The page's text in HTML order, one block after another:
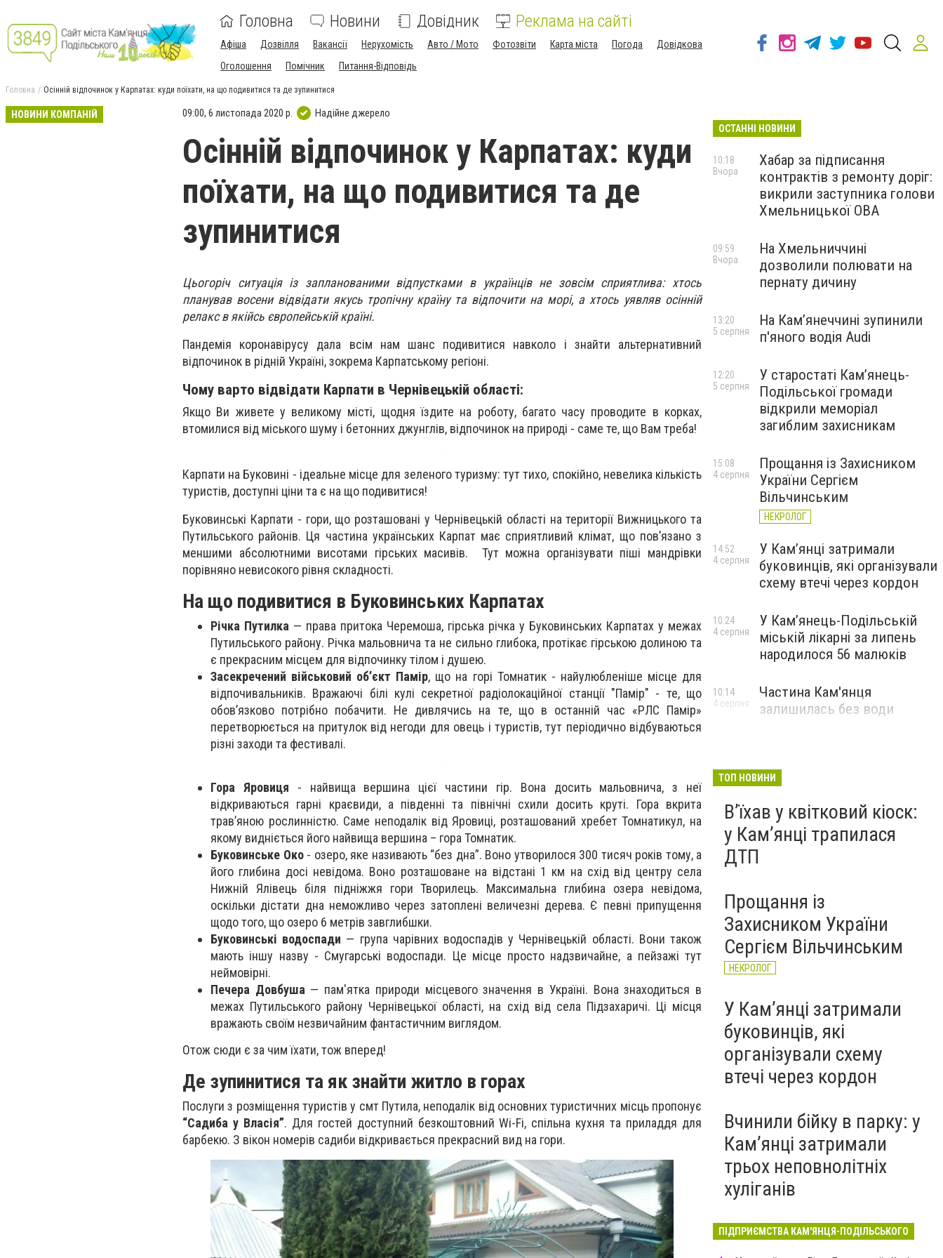
Головна Новини Довідник Реклама на сайті
Афіша Дозвілля Вакансії Нерухомість Авто / Мото Фотозвіти Карта міста Погода
Довідкова
Оголошення
Помічник Питання-Відповідь
Головна Осінній відпочинок у Карпатах: куди поїхати, на що подивитися та де зупинитися
НОВИНИ КОМПАНІЙ 09:00, 6 листопада 2020 р. Надійне джерело
Осінній відпочинок у Карпатах: куди
поїхати, на що подивитися та де
зупинитися
Цьогоріч ситуація із запланованими відпустками в українців не зовсім сприятлива: хтось
планував восени відвідати якусь тропічну країну та відпочити на морі, а хтось уявляв осінній
релакс в якійсь європейській країні.
Пандемія коронавірусу дала всім нам шанс подивитися навколо і знайти альтернативний
відпочинок в рідній Україні, зокрема Карпатському регіоні.
Чому варто відвідати Карпати в Чернівецькій області:
Якщо Ви живете у великому місті, щодня їздите на роботу, багато часу проводите в корках,
втомилися від міського шуму і бетонних джунглів, відпочинок на природі - саме те, що Вам треба!
Карпати на Буковині - ідеальне місце для зеленого туризму: тут тихо, спокійно, невелика кількість
туристів, доступні ціни та є на що подивитися!
Буковинські Карпати - гори, що розташовані у Чернівецькій області на території Вижницького та
Путильського районів. Ця частина українських Карпат має сприятливий клімат, що пов’язано з
меншими абсолютними висотами гірських масивів. Тут можна організувати піші мандрівки
порівняно невисокого рівня складності.
На що подивитися в Буковинських Карпатах
Річка Путилка — права притока Черемоша, гірська річка у Буковинських Карпатах у межах
Путильського району. Річка мальовнича та не сильно глибока, протікає гірською долиною та
є прекрасним місцем для відпочинку тілом і душею.
Засекречений військовий об’єкт Памір, що на горі Томнатик - найулюбленіше місце для
відпочивальників. Вражаючі білі кулі секретної радіолокаційної станції "Памір" - те, що
обов’язково потрібно побачити. Не дивлячись на те, що в останній час «РЛС Памір»
перетворюється на притулок від негоди для овець і туристів, тут періодично відбуваються
різні заходи та фестивалі.
Гора Яровиця - найвища вершина цієї частини гір. Вона досить мальовнича, з неї
відкриваються гарні краєвиди, а південні та північні схили досить круті. Гора вкрита
трав’яною рослинністю. Саме неподалік від Яровиці, розташований хребет Томнатикул, на
якому видніється його найвища вершина – гора Томнатик.
Буковинське Око- озеро, яке називають “без дна”. Воно утворилося 300 тисяч років тому, а
його глибина досі невідома. Воно розташоване на відстані 1 км на схід від центру села
Нижній Ялівець біля підніжжя гори Творилець. Максимальна глибина озера невідома,
оскільки дістати дна неможливо через затоплені величезні дерева. Є певні припущення
щодо того, що озеро 6 метрів завглибшки.
Буковинські водоспади — група чарівних водоспадів у Чернівецькій області. Вони також
мають іншу назву - Смугарські водоспади. Це місце просто надзвичайне, а пейзажі тут
неймовірні.
Печера Довбуша — пам'ятка природи місцевого значення в Україні. Вона знаходиться в
межах Путильського району Чернівецької області, на схід від села Підзахаричі. Ці місця
вражають своїм незвичайним фантастичним виглядом.
Отож сюди є за чим їхати, тож вперед!
Де зупинитися та як знайти житло в горах
Послуги з розміщення туристів у смт Путила, неподалік від основних туристичних місць пропонує
“Садиба у Власія”. Для гостей доступний безкоштовний Wi-Fi, спільна кухня та приладдя для
барбекю. З вікон номерів садиби відкривається прекрасний вид на гори.
ОСТАННІ НОВИНИ
Хабар за підписання
контрактів з ремонту доріг:
викрили заступника голови
Хмельницької ОВА
10:18
Вчора
На Хмельниччині
дозволили полювати на
пернату дичину
09:59
Вчора
На Камʼянеччині зупинили
п'яного водія Audi
13:20
5 серпня
У старостаті Кам’янець-
Подільської громади
відкрили меморіал
загиблим захисникам
12:20
5 серпня
Прощання із Захисником
України Сергієм
Вільчинським
НЕКРОЛОГ
15:08
4 серпня
У Кам’янці затримали
буковинців, які організували
схему втечі через кордон
14:52
4 серпня
У Кам’янець-Подільській
міській лікарні за липень
народилося 56 малюків
10:24
4 серпня
Частина Кам'янця
залишилась без води
10:14
4 серпня
ТОП НОВИНИ
Вʼїхав у квітковий кіоск:
у Камʼянці трапилася
ДТП
Прощання із
Захисником України
Сергієм Вільчинським
НЕКРОЛОГ
У Кам’янці затримали
буковинців, які
організували схему
втечі через кордон
Вчинили бійку в парку: у
Кам’янці затримали
трьох неповнолітніх
хуліганів
ПІДПРИЄМСТВА КАМ'ЯНЦЯ-ПОДІЛЬСЬКОГО